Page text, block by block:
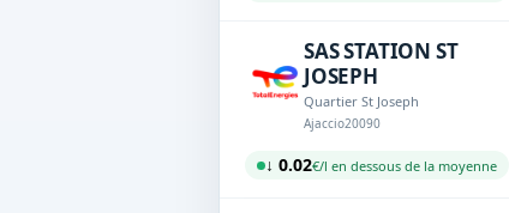
SAS STATION ST
JOSEPH
Quartier St Joseph
Ajaccio20090
↓ 0.02€/l en dessous de la moyenne